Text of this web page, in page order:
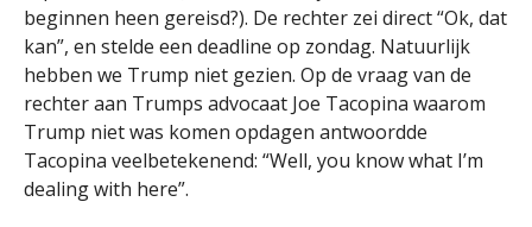
beginnen heen gereisd?). De rechter zei direct “Ok, dat
kan”, en stelde een deadline op zondag. Natuurlijk
hebben we Trump niet gezien. Op de vraag van de
rechter aan Trumps advocaat Joe Tacopina waarom
Trump niet was komen opdagen antwoordde
Tacopina veelbetekenend: “Well, you know what I’m
dealing with here”.